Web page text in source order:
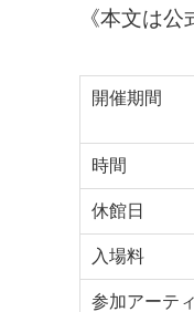
《本文は
開催期間
時間
休館日
入場料
参加アーテ